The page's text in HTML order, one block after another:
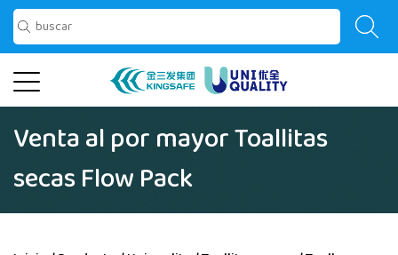
Venta al por mayor Toallitas
secas Flow Pack